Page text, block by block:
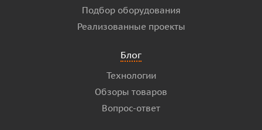
Подбор оборудования
Реализованные проекты
Блог
Технологии
Обзоры товаров
Вопрос-ответ